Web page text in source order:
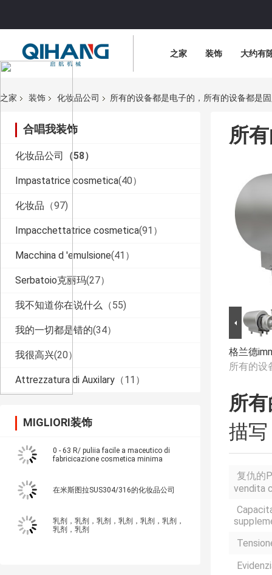
之家 装饰 大约有
之家 装饰 化妆品公司 所有的设备都是电子的，所有的设备都是
合唱我装饰
化妆品公司 （58）
Impastatrice cosmetica(40）
化妆品 （97)
Impacchettatrice cosmetica(91）
Macchina d 'emulsione(41）
Serbatoio克丽玛(27）
我不知道你在说什么 （55)
我的一切都是错的(34）
我很高兴(20）
Attrezzatura di Auxilary （11）
MIGLIORI装饰
0 - 63 R/ puliia facile a maceutico di
fabricicazione cosmetica minima
在米斯图拉SUS304/316的化妆品公司
乳剂，乳剂，乳剂，乳剂，乳剂，乳剂，
乳剂，乳剂
所
格兰德
所有的设
所
描写
复仇的
vendita